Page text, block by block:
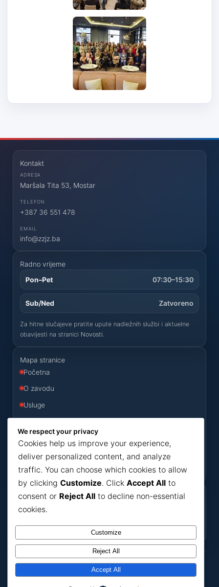
Kontakt
ADRESA
Maršala Tita 53, Mostar
TELEFON
+387 36 551 478
EMAIL
info@zzjz.ba
Radno vrijeme
Pon–Pet
07:30–15:30
Sub/Ned Zatvoreno
Za hitne slučajeve pratite upute nadležnih službi i aktuelne
obavijesti na stranici Novosti
Mapa stranice
Početna
O zavodu
Usluge
Odluke
Konkursi
Novosti
Kontakt
Korisni dokumenti
Dokumenti
Ako nešto ne možete pronaći, javite se putem
ZZJZ HNK
Zavod za javno zdravstvo
© ZZJZ HNK. Sva prava zadržana.
We respect your privacy
Cookies help us improve your experience,
deliver personalized content, and analyze
traffic. You can choose which cookies to allow
by clicking Customize. Click Accept All to
consent or Reject All to decline non-essential
cookies.
Customize
Reject All
Accept All